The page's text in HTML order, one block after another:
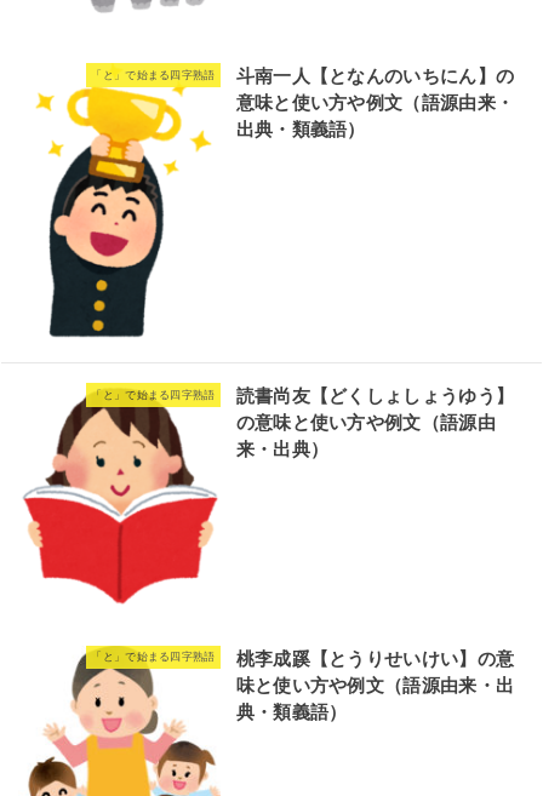
「と」で始まる四字熟語
斗南一人【となんのいちにん】の
意味と使い方や例文（語源由来・
出典・類義語）
「と」で始まる四字熟語
読書尚友【どくしょしょうゆう】
の意味と使い方や例文（語源由
来・出典）
「と」で始まる四字熟語
桃李成蹊【とうりせいけい】の意
味と使い方や例文（語源由来・出
典・類義語）